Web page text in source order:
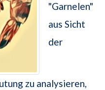
"Garnelen"
aus Sicht
der
zu analysieren,